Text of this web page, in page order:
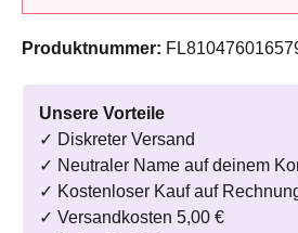
Produktnummer:
Unsere Vorteile
✓ Diskreter Versand
✓ Neutraler Name auf deinem
✓ Kostenloser Kauf auf
✓ Versandkosten 5,00 €